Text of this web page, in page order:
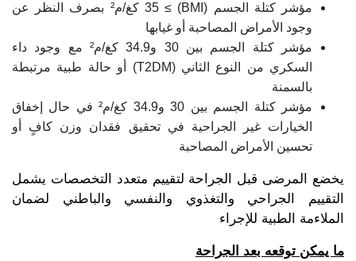
مؤشر كتلة الجسم (BMI) ≥ 35 كغ/م² بصرف النظر عن
وجود الأمراض المصاحبة أو غيابها
مؤشر كتلة الجسم بين 30 و34.9 كغ/م² مع وجود داء
السكري من النوع الثاني (T2DM) أو حالة طبية مرتبطة
بالسمنة
مؤشر كتلة الجسم بين 30 و34.9 كغ/م² في حال إخفاق
الخيارات غير الجراحية في تحقيق فقدان وزن كافٍ أو
تحسين الأمراض المصاحبة
يخضع المرضى قبل الجراحة لتقييم متعدد التخصصات يشمل
التقييم الجراحي والتغذوي والنفسي والباطني لضمان
الملاءمة الطبية للإجراء
ما يمكن توقعه بعد الجراحة